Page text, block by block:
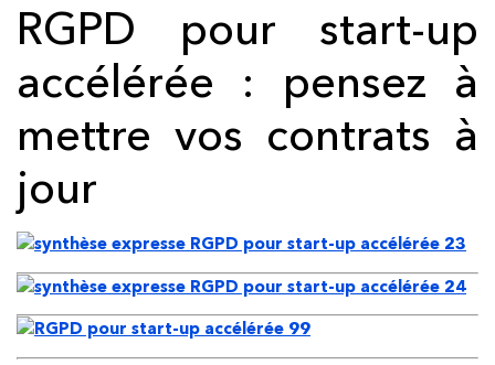
RGPD pour start-up
accélérée : pensez à
mettre vos contrats à
jour